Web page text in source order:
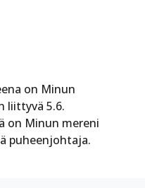
on Minun
liittyvä 5.6.
on Minun mereni
puheenjohtaja.